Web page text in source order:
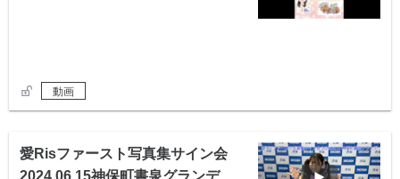
動画
愛Risファースト写真集サイン会